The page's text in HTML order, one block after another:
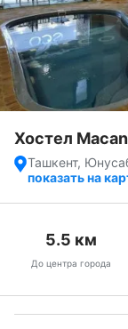
Хостел Macan
Ташкент,
показать на
5.5 км
До центра города